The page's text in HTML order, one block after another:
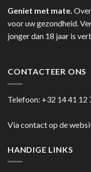
Geniet met mate.
voor uw gezondheid.
jonger dan 18 jaar is
CONTACTEER ONS
Telefoon: +32 14 41 12
Via contact op de
HANDIGE LINKS